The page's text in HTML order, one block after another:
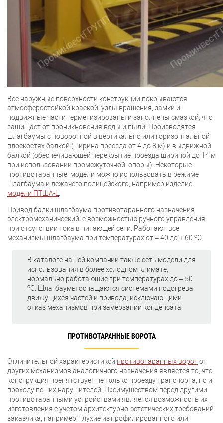
Все наружные поверхности конструкции покрываются
атмосферостойкой краской, узлы вращения, замки и
подвижные части герметизированы и заполнены смазкой, что
защищает от проникновения воды и пыли. Производятся
шлагбаумы с поворотной в вертикально или горизонтальной
плоскостях балкой (ширина проезда от 4 до 8 м) и выдвижной
балкой (обеспечивающей перекрытие проезда шириной до 14 м
при использовании промежуточной опоры). Некоторые
противотаранные модели можно использовать в режиме
шлагбаума и лежачего полицейского, например изделие
модели ПТША-L
Привод балки шлагбаума противотаранного назначения
электромеханический, с возможностью ручного управления
при отсутствии тока в питающей сети. Работают все
механизмы шлагбаума при температурах от – 40 до + 60 оС.
В каталоге нашей компании также есть модели для
использования в более холодном климате,
нормально работающие при температурах до – 50
оС. Шлагбаумы оснащаются системами подогрева
движущихся частей и привода, исключающими
отказ механизмов при замерзании конденсата.
ПРОТИВОТАРАННЫЕ ВОРОТА
Отличительной характеристикой противотаранных воротот
других механизмов аналогичного назначения является то, что
конструкция препятствует не только проезду транспорта, но и
проходу пеших нарушителей. Преимуществом перед другими
противотаранными устройствами является возможность их
изготовления с учетом архитектурно-эстетических требований
заказчика, например: глухие из профилированного или